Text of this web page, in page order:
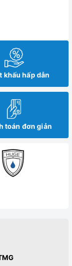
khấu hấp dẫn
toán đơn giản